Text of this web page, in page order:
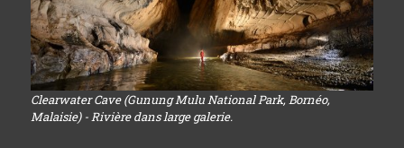
Clearwater Cave (Gunung Mulu National Park, Bornéo,
Malaisie) - Rivière dans large galerie.